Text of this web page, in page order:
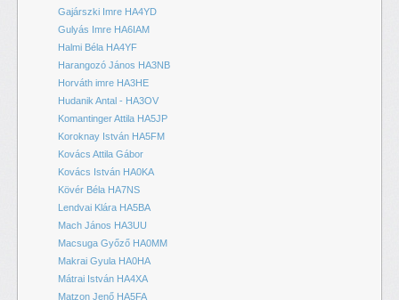
Gajárszki Imre HA4YD
Gulyás Imre HA6IAM
Halmi Béla HA4YF
Harangozó János HA3NB
Horváth imre HA3HE
Hudanik Antal - HA3OV
Komantinger Attila HA5JP
Koroknay István HA5FM
Kovács Attila Gábor
Kovács István HA0KA
Kövér Béla HA7NS
Lendvai Klára HA5BA
Mach János HA3UU
Macsuga Győző HA0MM
Makrai Gyula HA0HA
Mátrai István HA4XA
Matzon Jenő HA5FA